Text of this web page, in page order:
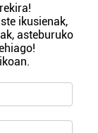
ikusienak,
asteburuko